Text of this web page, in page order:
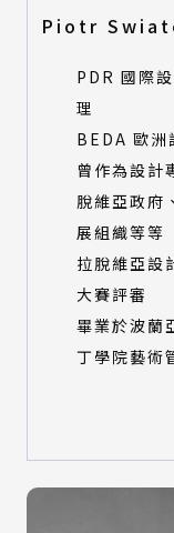
Piotr
PDR 國際
理
BEDA 歐洲
曾作為設計
脫維亞政府
展組織等等
拉脫維亞設
大賽評審
畢業於波蘭
丁學院藝術